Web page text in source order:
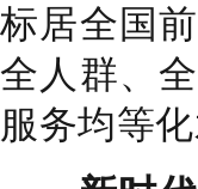
标居全国
全人群、
服务均等